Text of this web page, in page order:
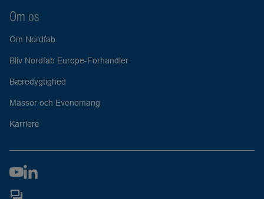
Om os
Om Nordfab
Bliv Nordfab Europe-Forhandler
Bæredygtighed
Mässor och Evenemang
Karriere